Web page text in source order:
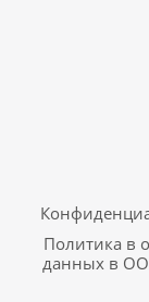
Политика в
данных в